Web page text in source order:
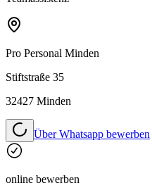
Pro Personal Minden
Stiftstraße 35
32427 Minden
Über Whatsapp bewerben
online bewerben